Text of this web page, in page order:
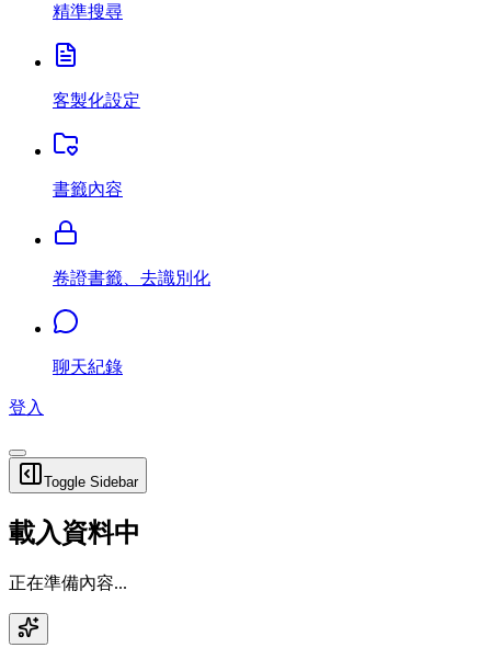
精準搜尋
客製化設定
書籤內容
卷證書籤、去識別化
聊天紀錄
登入
Toggle Sidebar
載入資料中
正在準備內容...